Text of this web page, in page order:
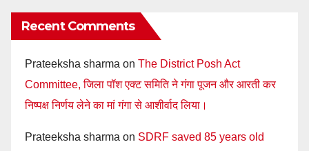
Recent Comments
Prateeksha sharma on The District Posh Act
Committee, जिला पॉश एक्ट समिति ने गंगा पूजन और आरती कर
निष्पक्ष निर्णय लेने का मां गंगा से आशीर्वाद लिया।
Prateeksha sharma on SDRF saved 85 years old